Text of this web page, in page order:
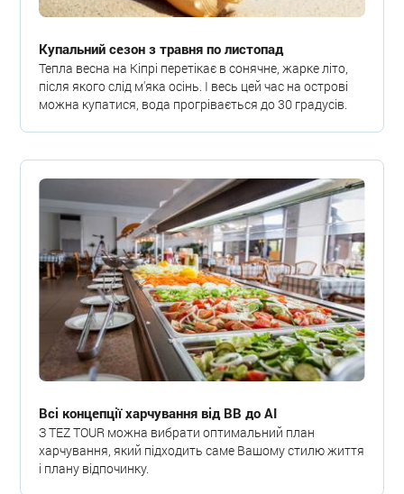
Купальний сезон з травня по листопад
Тепла весна на Кіпрі перетікає в сонячне, жарке літо,
після якого слід м'яка осінь. І весь цей час на острові
можна купатися, вода прогрівається до 30 градусів.
Всі концепції харчування від BB до AI
З TEZ TOUR можна вибрати оптимальний план
харчування, який підходить саме Вашому стилю життя
і плану відпочинку.